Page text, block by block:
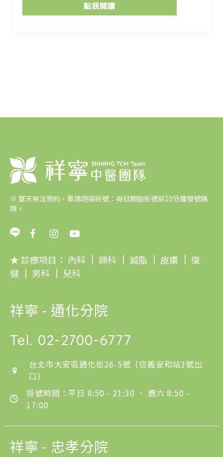
點我閱讀
※ 當天無法預約，敬請現場掛號：每日開始掛號前10分鐘發號碼
牌。
★ 診療項目： 內科 ｜ 婦科 ｜ 減脂 ｜ 皮膚 ｜ 復
健 ｜ 男科 ｜ 兒科
祥寧 - 通化分院
Tel. 02-2700-6777
台北市大安區通化街26-5號（信義安和站3號出
口）
掛號時間：平日 8:50 - 21:30 、 週六 8:50 -
17:00
祥寧 - 忠孝分院